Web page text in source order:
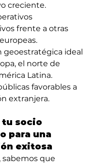
creciente.
frente a otras
geoestratégica ideal
el norte de
Latina.
favorables a
extranjera.
tu socio
para una
exitosa
sabemos que